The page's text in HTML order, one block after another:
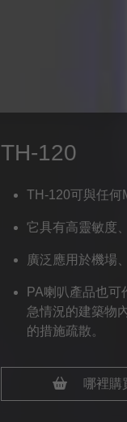
TH-120
TH-120可與任
它具有高靈敏度
廣泛應用於機場
PA喇叭產品也
急情況的建築物
的措施疏散。
哪裡購